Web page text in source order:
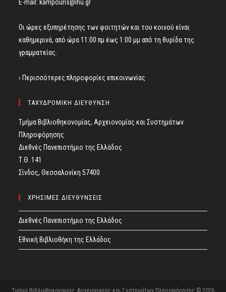
E-mail: kampouris@ihu.gr
Οι ώρες εξυπηρέτησης των φοιτητών και του κοινού είναι
καθημερινά, από ώρα 11:00 πμ έως 1:00 μμ από τη θυρίδα της
γραμματείας.
› Περισσότερες πληροφορίες επικοινωνίας
ΤΑΧΥΔΡΟΜΙΚΗ ΔΙΕΥΘΥΝΣΗ
Τμήμα Βιβλιοθηκονομίας, Αρχειονομίας και Συστημάτων
Πληροφόρησης
Διεθνές Πανεπιστήμιο της Ελλάδος
Τ.Θ. 141
Σίνδος, Θεσσαλονίκη 57400
ΧΡΗΣΙΜΕΣ ΔΙΕΥΘΥΝΣΕΙΣ
Διεθνές Πανεπιστήμιο της Ελλάδος
Εθνική Βιβλιοθήκη της Ελλάδος
Τμήμα Βιβλιοθηκονομίας, Αρχειονομίας και Συστημάτων Πληροφόρησης © 2026